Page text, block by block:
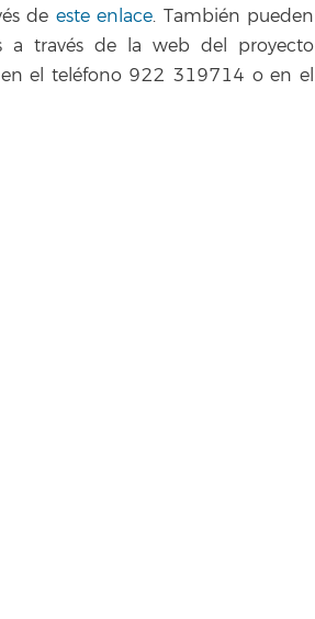
de este enlace. También pueden
a través de la web del proyecto
el teléfono 922 319714 o en el